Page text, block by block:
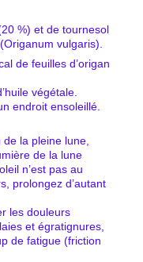
%) et de tournesol
vulgaris).
de feuilles d’origan
végétale.
endroit ensoleillé.
la pleine lune,
de la lune
n’est pas au
prolongez d’autant
les douleurs
et égratignures,
de fatigue (friction